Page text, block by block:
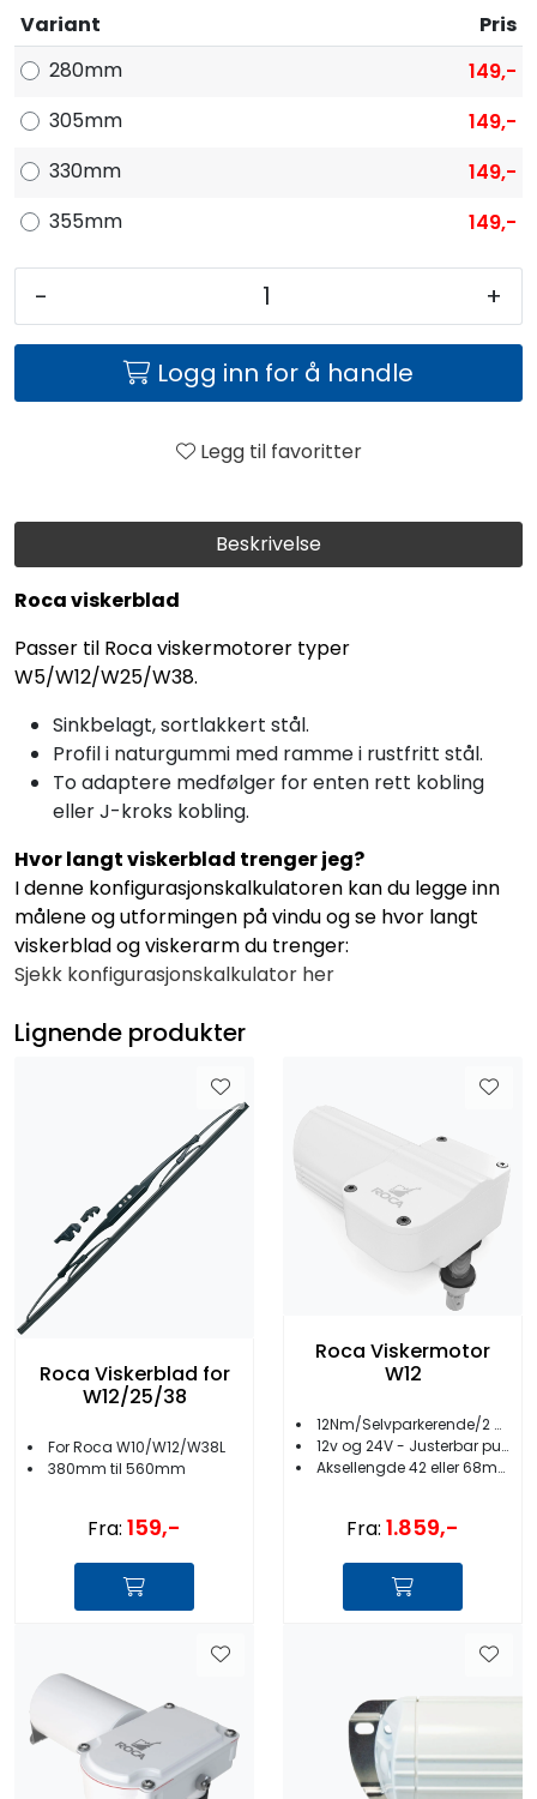
Beskrivelse
Roca viskerblad
Passer til Roca viskermotorer typer
W5/W12/W25/W38.
Sinkbelagt, sortlakkert stål.
Profil i naturgummi med ramme i rustfritt stål.
To adaptere medfølger for enten rett kobling
eller J-kroks kobling.
Hvor langt viskerblad trenger jeg?
I denne konfigurasjonskalkulatoren kan du legge inn
målene og utformingen på vindu og se hvor langt
viskerblad og viskerarm du trenger:
Sjekk konfigurasjonskalkulator her
Variant
Pris
280mm
149,-
305mm
149,-
330mm
149,-
355mm
149,-
- +
Logg inn for å handle
Legg til favoritter
Lignende produkter
Roca Viskerblad for
W12/25/38
For Roca W10/W12/W38L
380mm til 560mm
Fra: 159,-
Roca Viskermotor
W12
12Nm/Selvparkerende/2 hastigheter
12v og 24V - Justerbar pusservinkel
Aksellengde 42 eller 68mm
Fra: 1.859,-